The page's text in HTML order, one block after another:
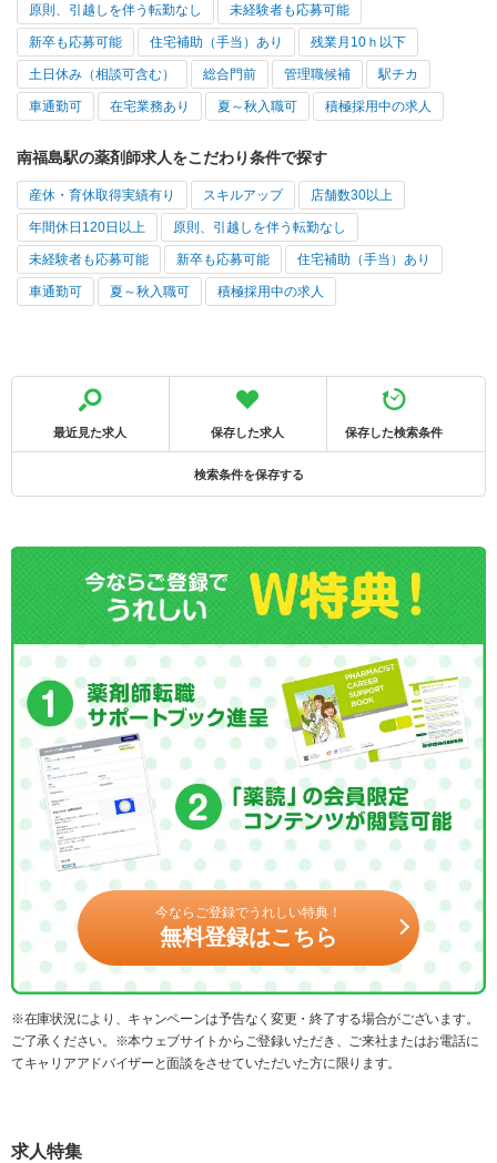
原則、引越しを伴う転勤なし 未経験者も応募可能
新卒も応募可能 住宅補助（手当）あり 残業月10ｈ以下
土日休み（相談可含む） 総合門前 管理職候補 駅チカ
車通勤可 在宅業務あり 夏～秋入職可 積極採用中の求人
南福島駅の薬剤師求人をこだわり条件で探す
産休・育休取得実績有り スキルアップ 店舗数30以上
年間休日120日以上 原則、引越しを伴う転勤なし
未経験者も応募可能 新卒も応募可能 住宅補助（手当）あり
車通勤可 夏～秋入職可 積極採用中の求人
最近見た求人 保存した求人 保存した検索条件
検索条件を保存する
今ならご登録でうれしい特典！
無料登録はこちら
※在庫状況により、キャンペーンは予告なく変更・終了する場合がございます。
ご了承ください。※本ウェブサイトからご登録いただき、ご来社またはお電話に
てキャリアアドバイザーと面談をさせていただいた方に限ります。
求人特集